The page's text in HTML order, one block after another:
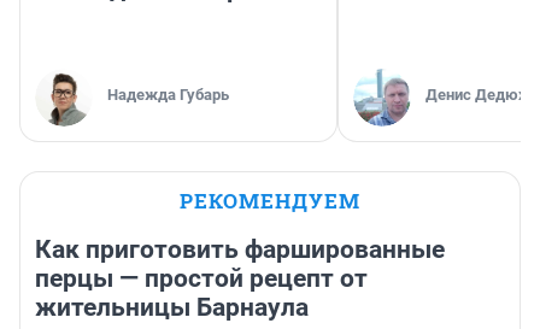
Надежда Губарь Денис
РЕКОМЕНДУЕМ
Как приготовить фаршированные
перцы — простой рецепт от
жительницы Барнаула